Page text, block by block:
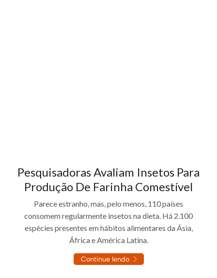
Pesquisadoras Avaliam Insetos Para
Produção De Farinha Comestível
Parece estranho, mas, pelo menos, 110 países
consomem regularmente insetos na dieta. Há 2.100
espécies presentes em hábitos alimentares da Ásia,
África e América Latina.
Continue lendo